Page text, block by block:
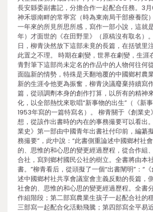
長安縣委副書記，分擔合作一起配合任務。3
神禾塬南畔的常寧宮（時為東南局干部療養院
一年來的所見所思所感，寫作一部小說，這就
年）才面世的《在田野里》（原稿沒有取名）
日，柳青決然放下這部未竟的長篇，在括號里
此置之不理。 時期在劇變，世界在劇變，生涯
青對筆下這部尚未定名的作品中的人物何往何
面臨新的情勢，特殊是天翻地覆的中國鄉村農
新的生涯令他更為振奮，柳青決議廢棄持續寫
篇，從頭調劑本身的創作打算，以所有的精神
化，以全部熱忱來歌唱“新事物的出生”（《新
1953年寫的一篇特寫名）。 柳青關于《創業
想，從該作出書時的內在的事務撮要可以看出
業史》第一部由中國青年出書社付印前，編纂
務撮要”，此中說：“此書側重論述中國鄉村社
的、思惟的和心思的變更經過歷程，從合作組
合社，寫到鄉村國民公社的樹立。全書將由本
書。”柳青看后，從頭擬了一個“出書闡明”：“
述中國鄉村社共享會議室會主義反動的長篇，
社會的、思惟的和心思的變更經過歷程。全書
作組階段；第二部寫農業生孩子一起配合社的
三部寫一起配合化活動飛騰；第四部寫全平易